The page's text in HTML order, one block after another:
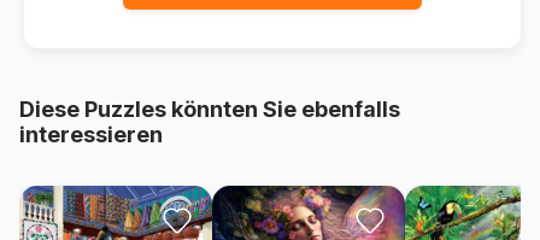
Diese Puzzles könnten Sie ebenfalls
interessieren